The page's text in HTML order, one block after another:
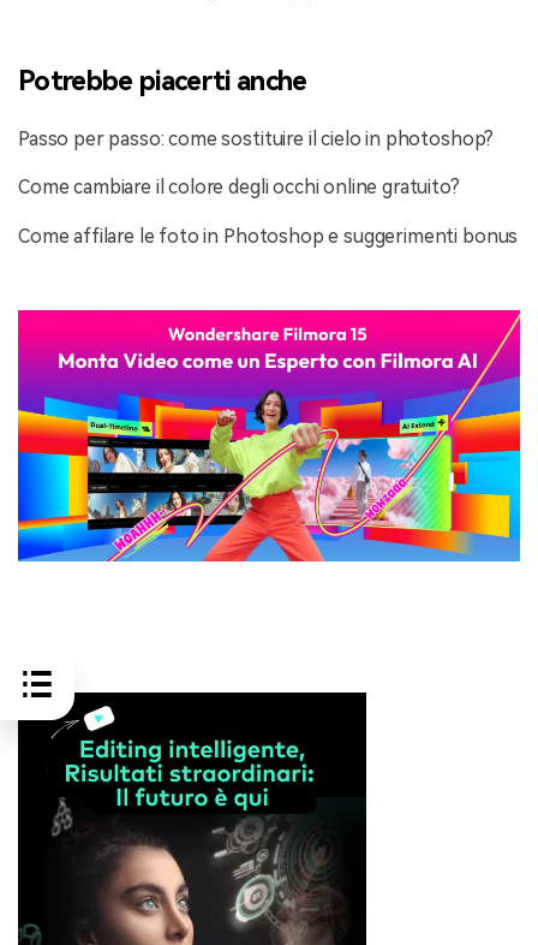
Potrebbe piacerti anche
Passo per passo: come sostituire il cielo in photoshop?
Come cambiare il colore degli occhi online gratuito?
Come affilare le foto in Photoshop e suggerimenti bonus